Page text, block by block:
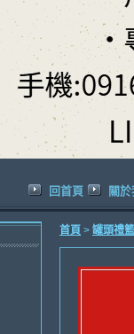
回首頁 關於
首頁 > 罐頭禮